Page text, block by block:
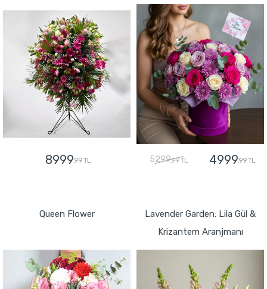
8999,99 TL 5299,99 TL 4999,99 TL
Queen Flower
Lavender Garden: Lila Gül &
Krizantem Aranjmanı